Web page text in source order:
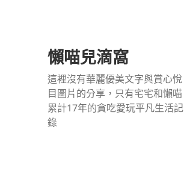
懶喵兒滴窩
這裡沒有華麗優美文字與賞心悅
目圖片的分享，只有宅宅和懶喵
累計17年的貪吃愛玩平凡生活記
錄